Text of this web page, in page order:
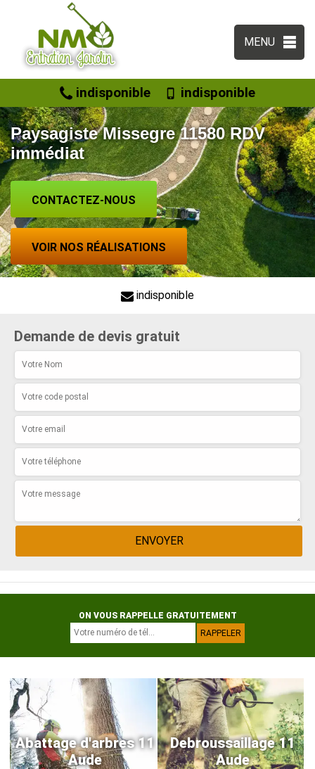
MENU
indisponible indisponible
Paysagiste Missegre 11580 RDV
immédiat
CONTACTEZ-NOUS
VOIR NOS RÉALISATIONS
indisponible
Demande de devis gratuit
ON VOUS RAPPELLE GRATUITEMENT
Abattage d'arbres 11
Aude
Debroussaillage 11
Aude